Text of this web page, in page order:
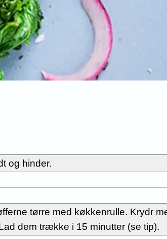
og hinder.
tørre med køkkenrulle. Krydr
dem trække i 15 minutter (se tip).